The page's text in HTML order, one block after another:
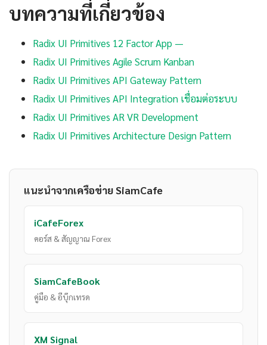
บทความที่เกี่ยวข้อง
Radix UI Primitives 12 Factor App —
Radix UI Primitives Agile Scrum Kanban
Radix UI Primitives API Gateway Pattern
Radix UI Primitives API Integration เชื่อมต่อระบบ
Radix UI Primitives AR VR Development
Radix UI Primitives Architecture Design Pattern
แนะนำจากเครือข่าย SiamCafe
iCafeForex
คอร์ส & สัญญาณ Forex
SiamCafeBook
คู่มือ & อีบุ๊กเทรด
XM Signal